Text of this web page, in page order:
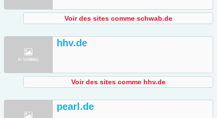
Voir des sites comme schwab.de
hhv.de
Voir des sites comme hhv.de
pearl.de